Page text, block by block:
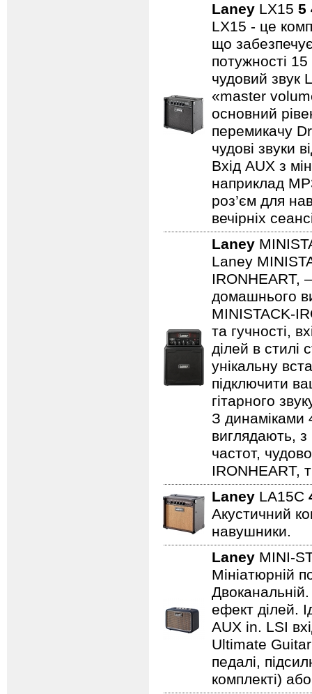
Laney LX15 5
LX15 - це
що
потужності
чудовий звук
«master
основний
перемикачу
чудові звуки
Вхід AUX з
наприклад
роз’єм для
вечірніх
Laney
Laney
IRONHEART,
домашнього
MINISTACK-
та гучності,
ділей в стилі
унікальну
підключити
гітарного
З динаміками
виглядають, з
частот,
IRONHEART,
Laney LA15C
Акустичний
навушники.
Laney MINI-
Мініатюрній
ефект ділей.
AUX in. LSI
Ultimate Guitar
педалі,
комплекті)